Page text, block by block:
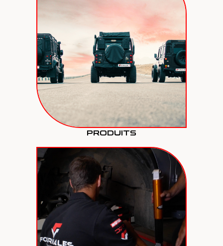
PRODUITS